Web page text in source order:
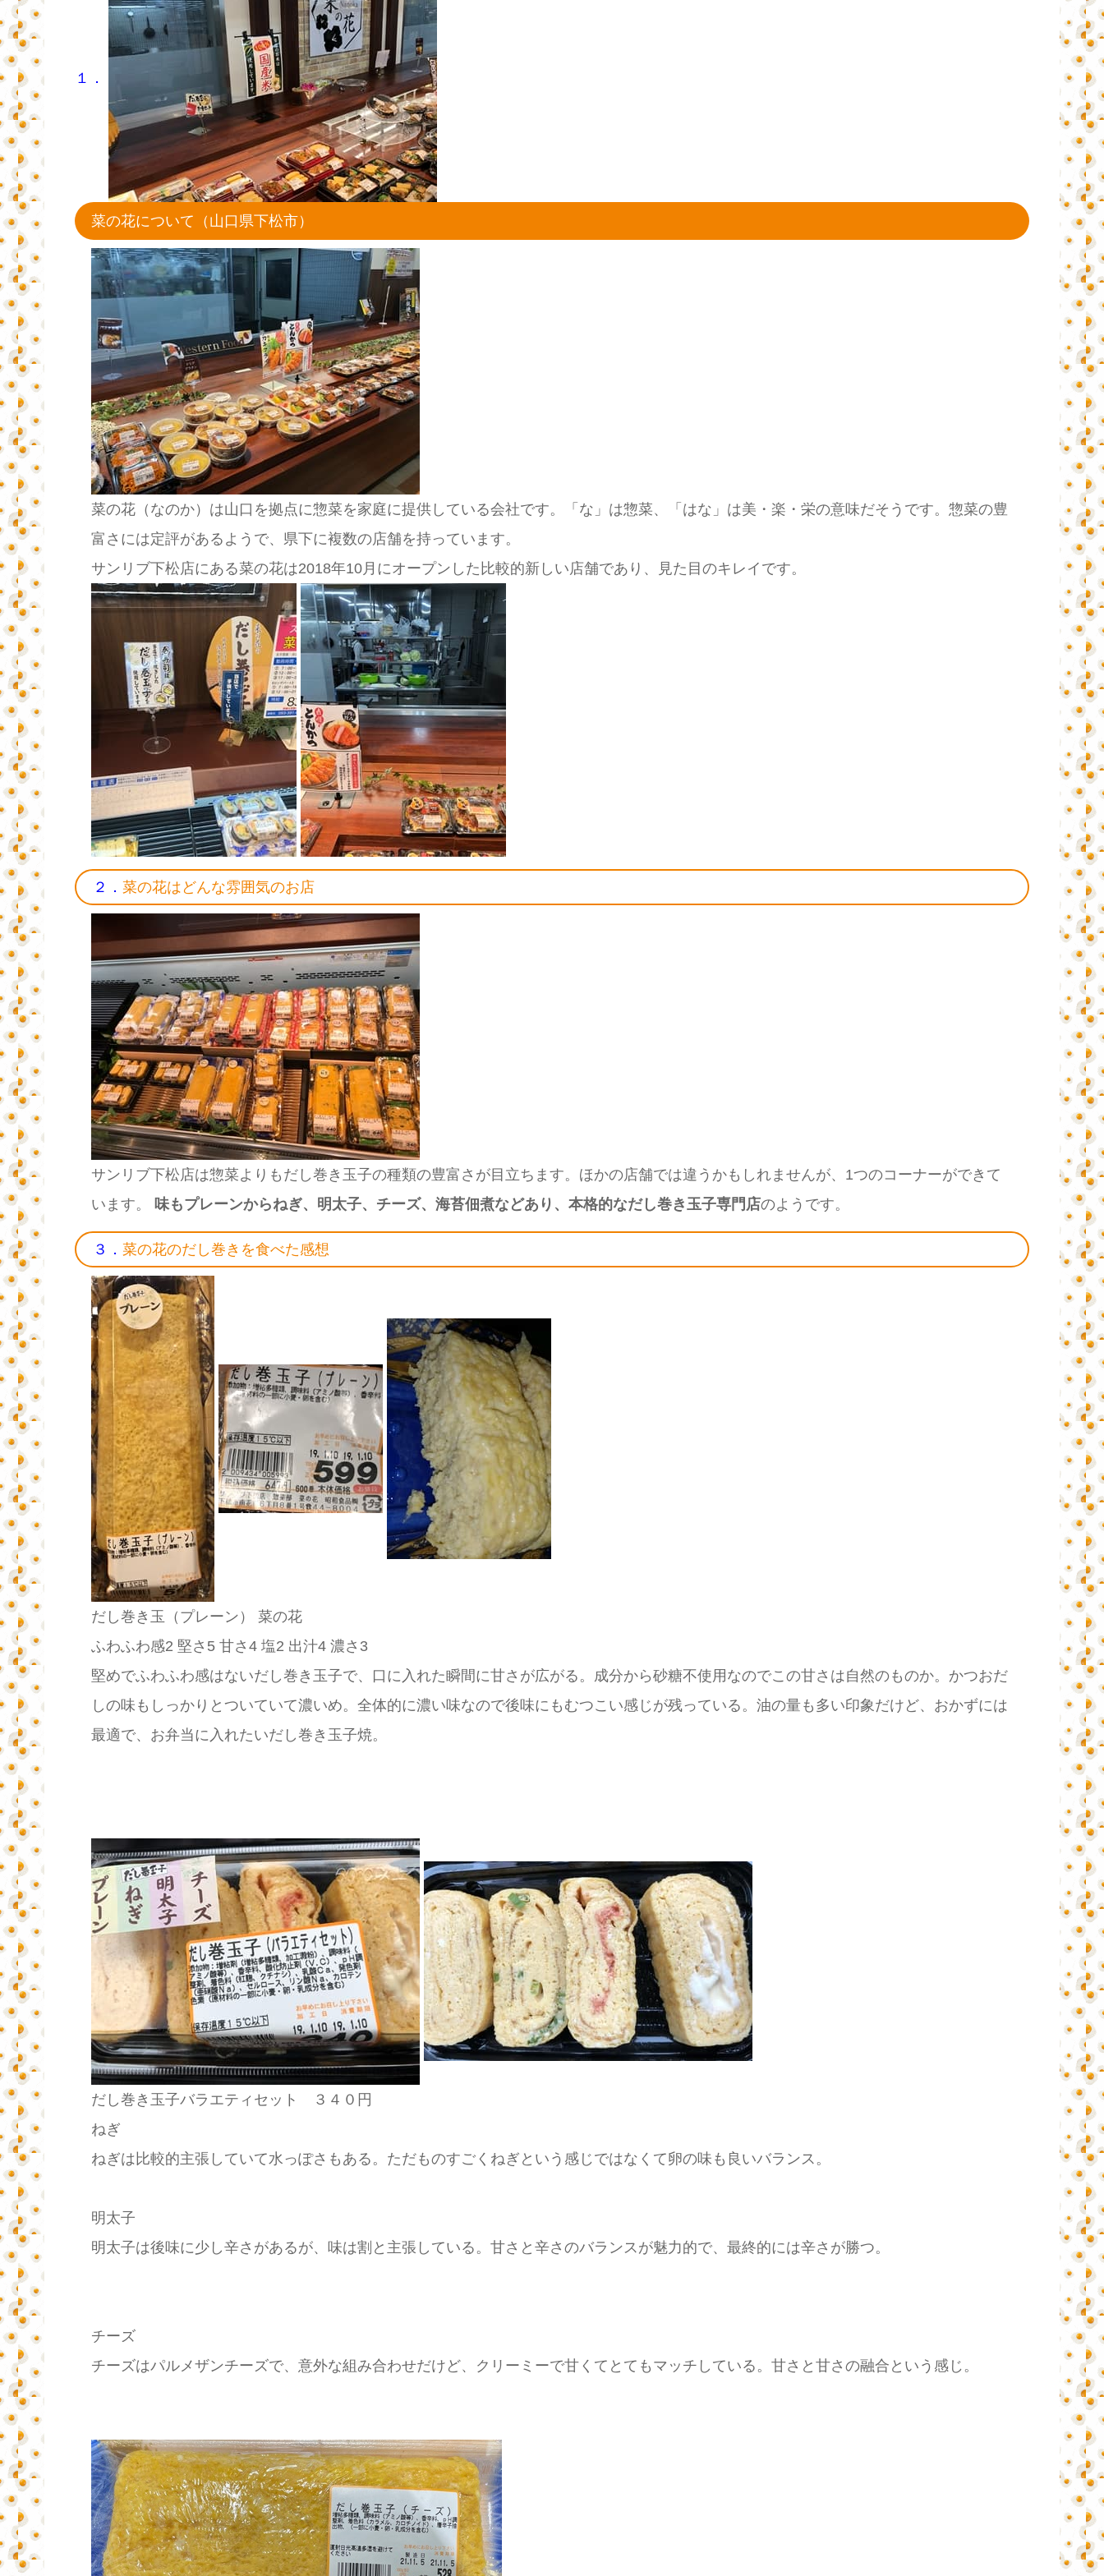
１．
菜の花について（山口県下松市）
菜の花（なのか）は山口を拠点に惣菜を家庭に提供している会社です。「な」は惣菜、「はな」は美・楽・栄の意味だそうです。惣菜の豊
富さには定評があるようで、県下に複数の店舗を持っています。
サンリブ下松店にある菜の花は2018年10月にオープンした比較的新しい店舗であり、見た目のキレイです。
２． 菜の花はどんな雰囲気のお店
サンリブ下松店は惣菜よりもだし巻き玉子の種類の豊富さが目立ちます。ほかの店舗では違うかもしれませんが、1つのコーナーができて
います。
味もプレーンからねぎ、明太子、チーズ、海苔佃煮などあり、本格的なだし巻き玉子専門店のようです。
３． 菜の花のだし巻きを食べた感想
だし巻き玉（プレーン） 菜の花
ふわふわ感2 堅さ5 甘さ4 塩2 出汁4 濃さ3
堅めでふわふわ感はないだし巻き玉子で、口に入れた瞬間に甘さが広がる。成分から砂糖不使用なのでこの甘さは自然のものか。かつおだ
しの味もしっかりとついていて濃いめ。全体的に濃い味なので後味にもむつこい感じが残っている。油の量も多い印象だけど、おかずには
最適で、お弁当に入れたいだし巻き玉子焼。
だし巻き玉子バラエティセット ３４０円
ねぎ
ねぎは比較的主張していて水っぽさもある。ただものすごくねぎという感じではなくて卵の味も良いバランス。
明太子
明太子は後味に少し辛さがあるが、味は割と主張している。甘さと辛さのバランスが魅力的で、最終的には辛さが勝つ。
チーズ
チーズはパルメザンチーズで、意外な組み合わせだけど、クリーミーで甘くてとてもマッチしている。甘さと甘さの融合という感じ。